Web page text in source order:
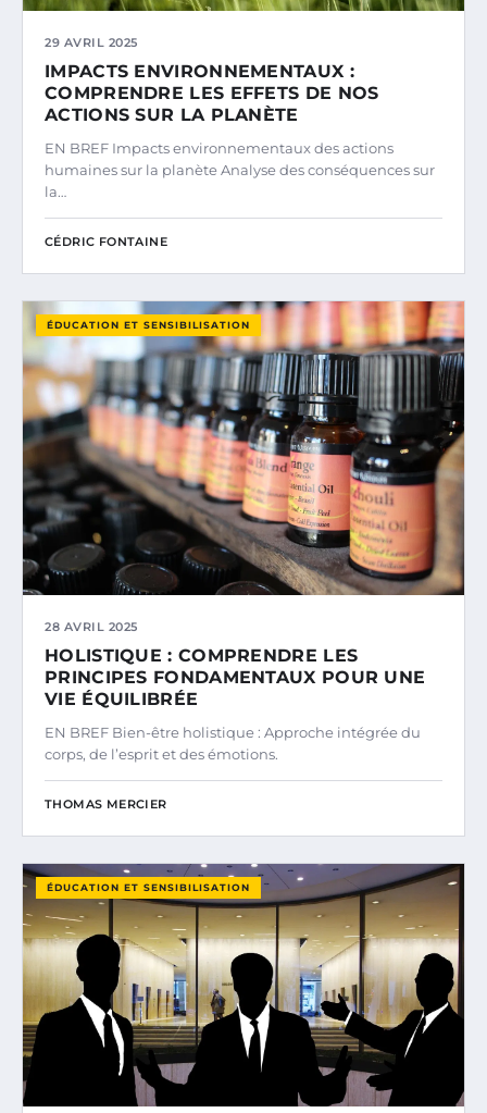
29 AVRIL 2025
IMPACTS ENVIRONNEMENTAUX :
COMPRENDRE LES EFFETS DE NOS
ACTIONS SUR LA PLANÈTE
EN BREF Impacts environnementaux des actions
humaines sur la planète Analyse des conséquences sur
la…
CÉDRIC FONTAINE
ÉDUCATION ET SENSIBILISATION
28 AVRIL 2025
HOLISTIQUE : COMPRENDRE LES
PRINCIPES FONDAMENTAUX POUR UNE
VIE ÉQUILIBRÉE
EN BREF Bien-être holistique : Approche intégrée du
corps, de l’esprit et des émotions.
THOMAS MERCIER
ÉDUCATION ET SENSIBILISATION